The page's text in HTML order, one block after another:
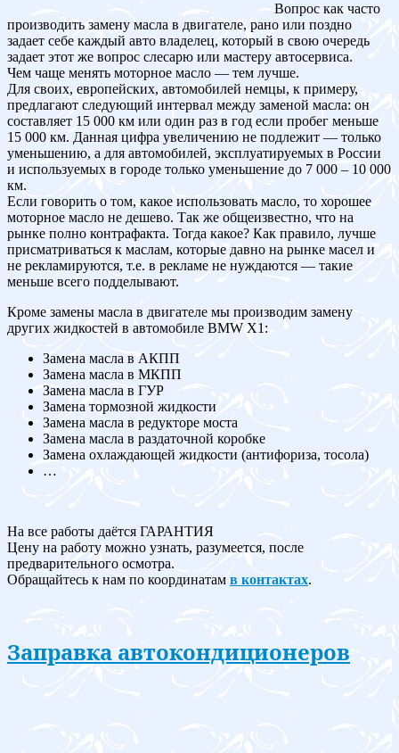
Вопрос как часто
производить замену масла в двигателе, рано или поздно
задает себе каждый авто владелец, который в свою очередь
задает этот же вопрос слесарю или мастеру автосервиса.
Чем чаще менять моторное масло — тем лучше.
Для своих, европейских, автомобилей немцы, к примеру,
предлагают следующий интервал между заменой масла: он
составляет 15 000 км или один раз в год если пробег меньше
15 000 км. Данная цифра увеличению не подлежит — только
уменьшению, а для автомобилей, эксплуатируемых в России
и используемых в городе только уменьшение до 7 000 – 10 000
км.
Если говорить о том, какое использовать масло, то хорошее
моторное масло не дешево. Так же общеизвестно, что на
рынке полно контрафакта. Тогда какое? Как правило, лучше
присматриваться к маслам, которые давно на рынке масел и
не рекламируются, т.е. в рекламе не нуждаются — такие
меньше всего подделывают.
Кроме замены масла в двигателе мы производим замену
других жидкостей в автомобиле BMW X1:
Замена масла в АКПП
Замена масла в МКПП
Замена масла в ГУР
Замена тормозной жидкости
Замена масла в редукторе моста
Замена масла в раздаточной коробке
Замена охлаждающей жидкости (антифориза, тосола)
…
На все работы даётся ГАРАНТИЯ
Цену на работу можно узнать, разумеется, после
предварительного осмотра.
Обращайтесь к нам по координатам в контактах.
Заправка автокондиционеров